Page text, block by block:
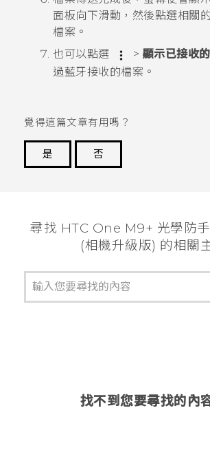
面板向下滑動，然後點選相關
檔案。
也可以點選
> 顯示已接收
過藍牙接收的檔案。
覺得這篇文章有用嗎？
是
否
尋找 HTC One M9+ 光學防
(相機升級版) 的相關
找不到您要尋找的內